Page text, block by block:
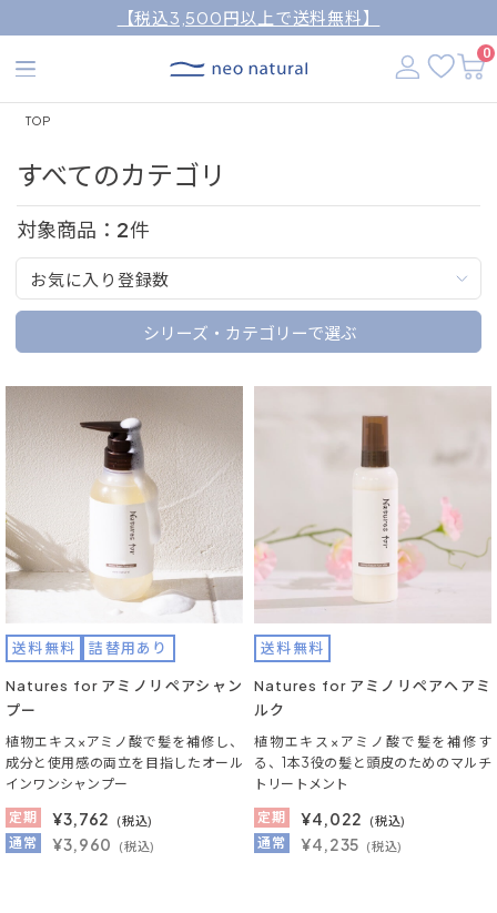
【税込3,500円以上で送料無料】
0
TOP
すべてのカテゴリ
対象商品： 2件
お気に入り登録数
シリーズ・カテゴリーで選ぶ
送料無料 詰替用あり
Natures for アミノリペアシャン
プー
植物エキス×アミノ酸で髪を補修し、
成分と使用感の両立を目指したオール
インワンシャンプー
定期
¥3,762 (税込)
通常 ¥3,960 (税込)
送料無料
Natures for アミノリペアヘアミ
ルク
植物エキス×アミノ酸で髪を補修す
る、1本3役の髪と頭皮のためのマルチ
トリートメント
定期
¥4,022 (税込)
通常 ¥4,235 (税込)